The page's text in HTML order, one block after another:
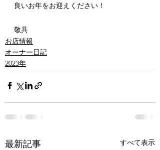
良いお年をお迎えください！
敬具
お店情報
オーナー日記
2023年
最新記事 すべて表示